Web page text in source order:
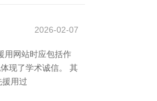
2026-02-07
用网站时应包括作
现了学术诚信。 其
用过